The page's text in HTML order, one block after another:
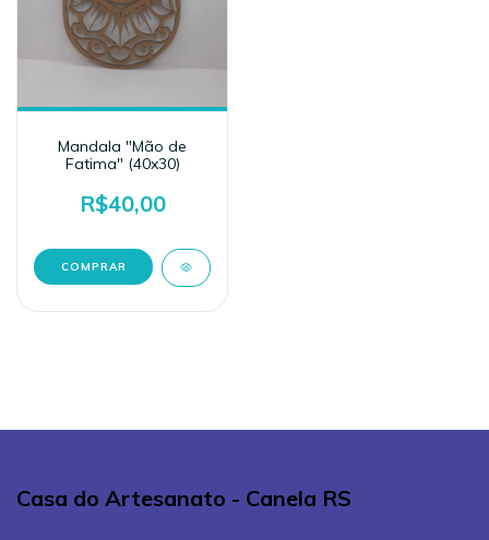
Mandala "Mão de
Fatima" (40x30)
R$40,00
Casa do Artesanato - Canela RS